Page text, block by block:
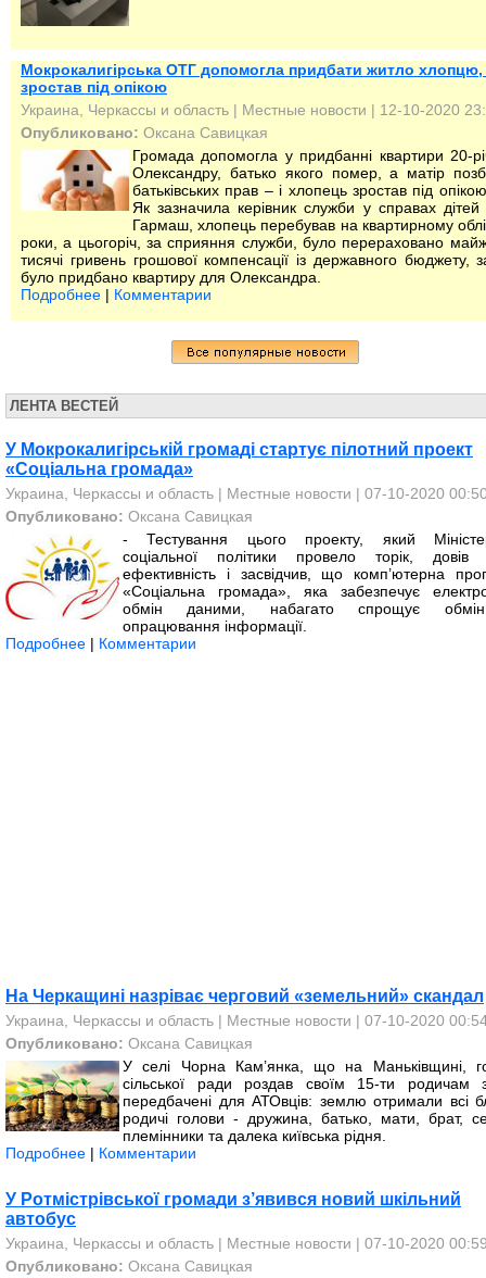
Мокрокалигірська ОТГ допомогла придбати житло
зростав під опікою
Украина, Черкассы и область | Местные новости | 12-10-2020
Опубликовано: Оксана Савицкая
Громада допомогла у придбанні квартири 20-
Олександру, батько якого помер, а матір
батьківських прав – і хлопець зростав під опікою
Як зазначила керівник служби у справах дітей
Гармаш, хлопець перебував на квартирному
роки, а цьогоріч, за сприяння служби, було перераховано
тисячі гривень грошової компенсації із державного бюджету,
було придбано квартиру для Олександра.
Подробнее | Комментарии
ЛЕНТА ВЕСТЕЙ
У Мокрокалигірській громаді стартує пілотний проект
«Соціальна громада»
Украина, Черкассы и область | Местные новости | 07-10-2020
Опубликовано: Оксана Савицкая
- Тестування цього проекту, який
соціальної політики провело торік, довів
ефективність і засвідчив, що комп’ютерна
«Соціальна громада», яка забезпечує
обмін даними, набагато спрощує
опрацювання інформації.
Подробнее | Комментарии
На Черкащині назріває черговий «земельний» скандал
Украина, Черкассы и область | Местные новости | 07-10-2020
Опубликовано: Оксана Савицкая
У селі Чорна Кам’янка, що на Маньківщині,
сільської ради роздав своїм 15-ти родичам
передбачені для АТОвців: землю отримали всі
родичі голови - дружина, батько, мати, брат,
племінники та далека київська рідня.
Подробнее | Комментарии
У Ротмістрівської громади з’явився новий шкільний
автобус
Украина, Черкассы и область | Местные новости | 07-10-2020
Опубликовано: Оксана Савицкая